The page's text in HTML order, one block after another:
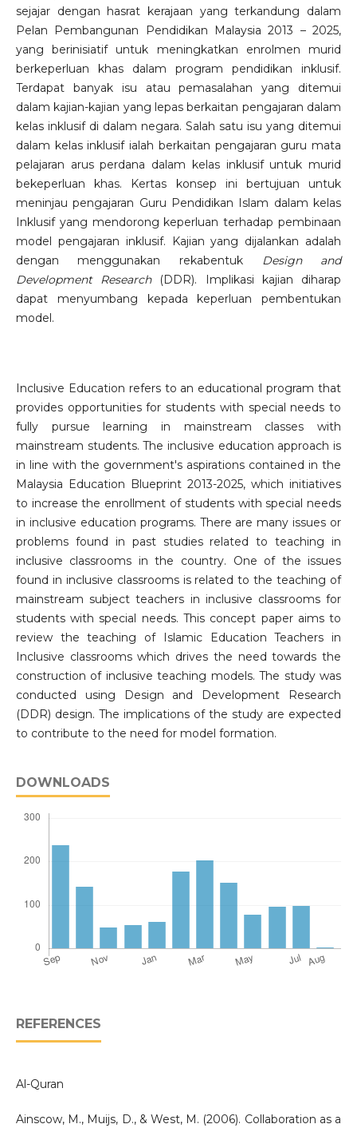
sejajar dengan hasrat kerajaan yang terkandung dalam
Pelan Pembangunan Pendidikan Malaysia 2013 – 2025,
yang berinisiatif untuk meningkatkan enrolmen murid
berkeperluan khas dalam program pendidikan inklusif.
Terdapat banyak isu atau pemasalahan yang ditemui
dalam kajian-kajian yang lepas berkaitan pengajaran dalam
kelas inklusif di dalam negara. Salah satu isu yang ditemui
dalam kelas inklusif ialah berkaitan pengajaran guru mata
pelajaran arus perdana dalam kelas inklusif untuk murid
bekeperluan khas. Kertas konsep ini bertujuan untuk
meninjau pengajaran Guru Pendidikan Islam dalam kelas
Inklusif yang mendorong keperluan terhadap pembinaan
model pengajaran inklusif. Kajian yang dijalankan adalah
dengan menggunakan rekabentuk Design and
Development Research (DDR). Implikasi kajian diharap
dapat menyumbang kepada keperluan pembentukan
model.
Inclusive Education refers to an educational program that
provides opportunities for students with special needs to
fully pursue learning in mainstream classes with
mainstream students. The inclusive education approach is
in line with the government's aspirations contained in the
Malaysia Education Blueprint 2013-2025, which initiatives
to increase the enrollment of students with special needs
in inclusive education programs. There are many issues or
problems found in past studies related to teaching in
inclusive classrooms in the country. One of the issues
found in inclusive classrooms is related to the teaching of
mainstream subject teachers in inclusive classrooms for
students with special needs. This concept paper aims to
review the teaching of Islamic Education Teachers in
Inclusive classrooms which drives the need towards the
construction of inclusive teaching models. The study was
conducted using Design and Development Research
(DDR) design. The implications of the study are expected
to contribute to the need for model formation.
DOWNLOADS
REFERENCES
Al-Quran
Ainscow, M., Muijs, D., & West, M. (2006). Collaboration as a